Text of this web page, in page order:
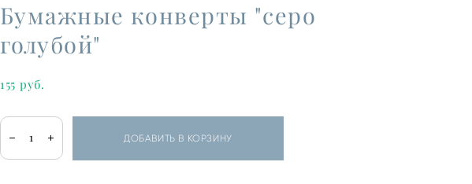
Бумажные конверты "серо
голубой"
155 pуб.
ДОБАВИТЬ В КОРЗИНУ